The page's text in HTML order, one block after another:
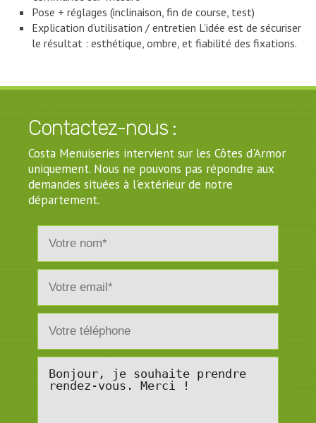
Pose + réglages (inclinaison, fin de course, test)
Explication d’utilisation / entretien L’idée est de sécuriser
le résultat : esthétique, ombre, et fiabilité des fixations.
Contactez-nous :
Costa Menuiseries intervient sur les Côtes d'Armor
uniquement. Nous ne pouvons pas répondre aux
demandes situées à l'extérieur de notre
département.